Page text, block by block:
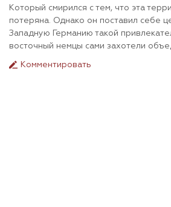
Который смирился с тем, что эта
потеряна. Однако он поставил себе
Западную Германию такой
восточный немцы сами захотели
Комментировать